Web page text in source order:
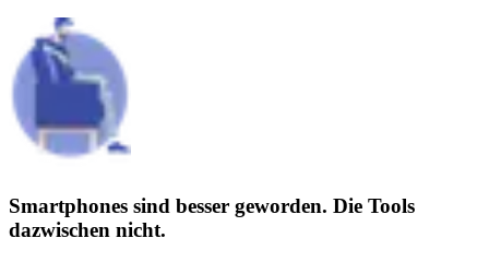
Smartphones sind besser geworden. Die Tools
dazwischen nicht.